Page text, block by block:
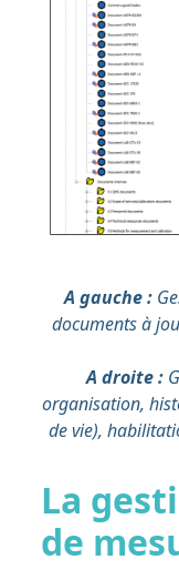
A gauche :
documents à
A droite :
organisation,
de vie),
La
de